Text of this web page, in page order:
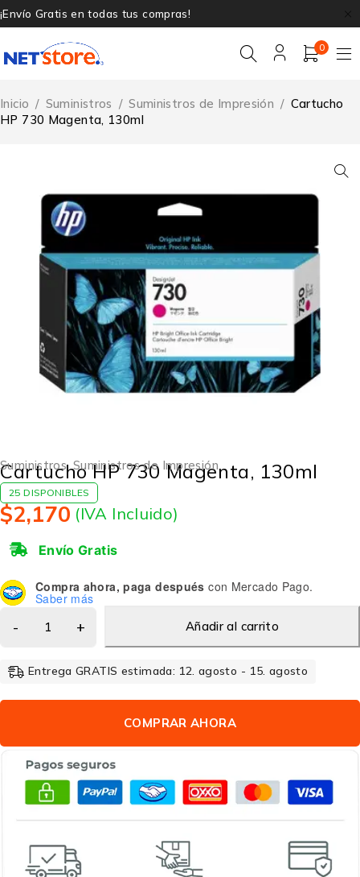
¡Envío Gratis en todas tus compras!
0
Inicio / Suministros / Suministros de Impresión / Cartucho
HP 730 Magenta, 130ml
Suministros,Suministros de Impresión
Cartucho HP 730 Magenta, 130ml
25 DISPONIBLES
$2,170 (IVA Incluido)
Envío Gratis
Compra ahora, paga después con Mercado Pago.
Saber más
Añadir al carrito
Entrega GRATIS estimada: 12. agosto - 15. agosto
COMPRAR AHORA